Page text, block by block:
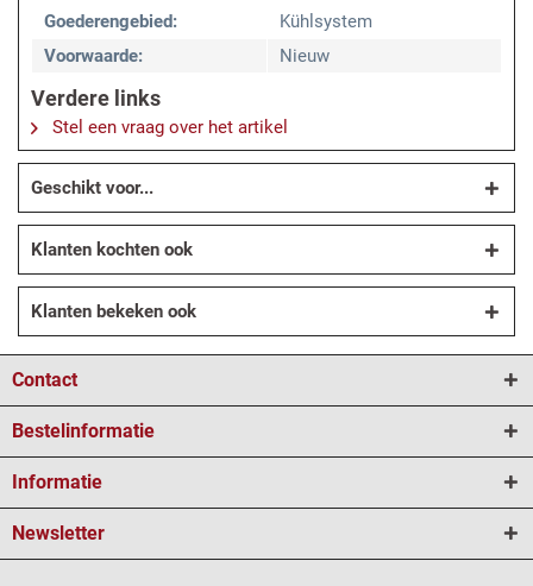
Goederengebied:
Kühlsystem
Voorwaarde:
Nieuw
Verdere links
Stel een vraag over het artikel
Geschikt voor...
Klanten kochten ook
Klanten bekeken ook
Contact
Bestelinformatie
Informatie
Newsletter